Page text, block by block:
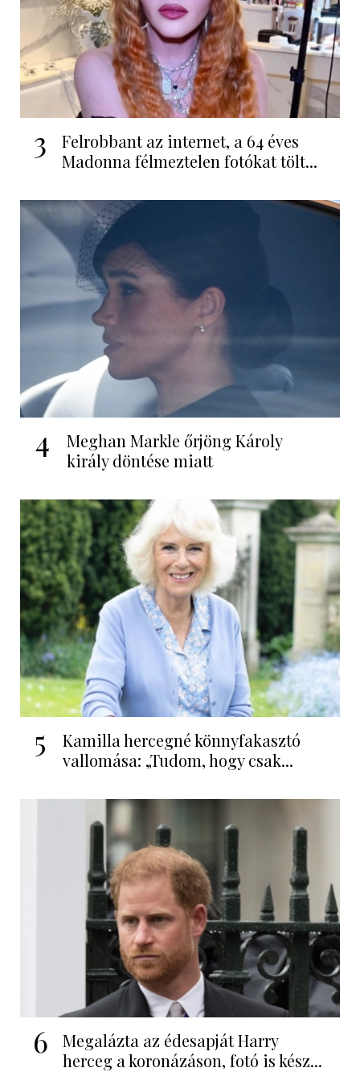
3
Felrobbant az internet, a 64 éves
Madonna félmeztelen fotókat tölt...
4
Meghan Markle őrjöng Károly
király döntése miatt
5
Kamilla hercegné könnyfakasztó
vallomása: „Tudom, hogy csak...
6
Megalázta az édesapját Harry
herceg a koronázáson, fotó is kész...